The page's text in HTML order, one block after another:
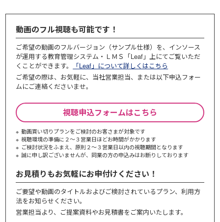
動画のフル視聴も可能です！
ご希望の動画のフルバージョン（サンプル仕様）を、インソース
が運用する教育管理システム・ＬＭＳ「Leaf」上にてご覧いただ
くことができます。
「Leaf」について詳しくはこちら
ご希望の際は、お気軽に、当社営業担当、または以下申込フォー
ムにご連絡くださいませ。
視聴申込フォームはこちら
動画買い切りプランをご検討のお客さまが対象です
視聴環境の準備に２～３営業日ほどお時間がかかります
ご検討状況をふまえ、原則２～３営業⽇以内の視聴期間となります
誠に申し訳ございませんが、同業の⽅の申込みはお断りしております
お見積りもお気軽にお申付けください！
ご要望や動画のタイトルおよびご検討されているプラン、利⽤⽅
法をお知らせください。
営業担当より、ご提案資料やお⾒積書をご案内いたします。